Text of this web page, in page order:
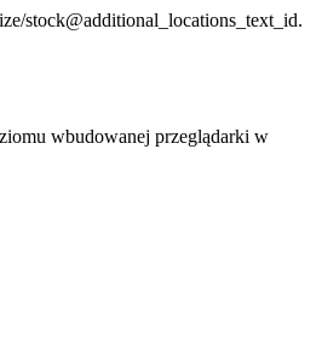
stock@additional_locations_text_id.
wbudowanej przeglądarki w